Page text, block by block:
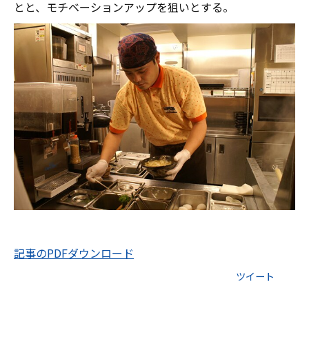
とと、モチベーションアップを狙いとする。
記事のPDFダウンロード
ツイート